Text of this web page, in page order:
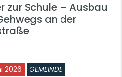
zur Schule – Ausbau
an der
2026 GEMEINDE